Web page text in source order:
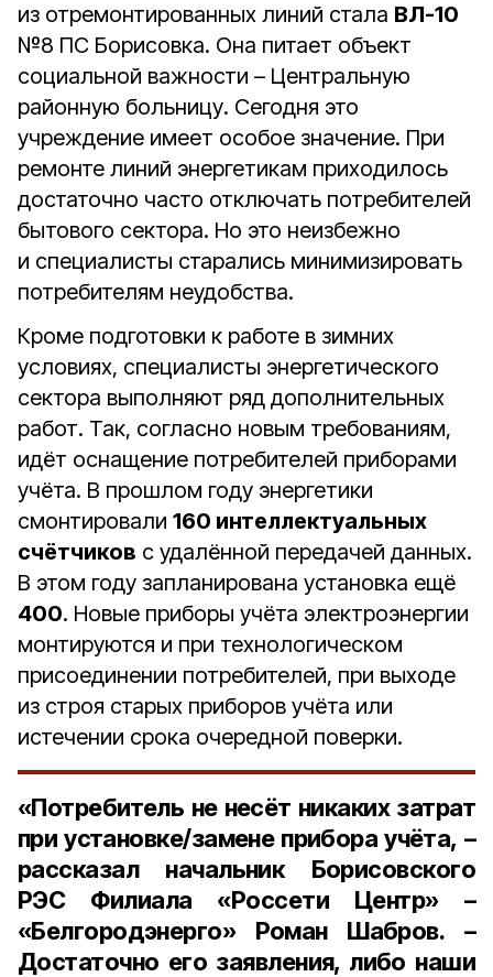
из отремонтированных линий стала ВЛ-10
№8 ПС Борисовка. Она питает объект
социальной важности – Центральную
районную больницу. Сегодня это
учреждение имеет особое значение. При
ремонте линий энергетикам приходилось
достаточно часто отключать потребителей
бытового сектора. Но это неизбежно
и специалисты старались минимизировать
потребителям неудобства.
Кроме подготовки к работе в зимних
условиях, специалисты энергетического
сектора выполняют ряд дополнительных
работ. Так, согласно новым требованиям,
идёт оснащение потребителей приборами
учёта. В прошлом году энергетики
смонтировали 160 интеллектуальных
счётчиков с удалённой передачей данных.
В этом году запланирована установка ещё
400. Новые приборы учёта электроэнергии
монтируются и при технологическом
присоединении потребителей, при выходе
из строя старых приборов учёта или
истечении срока очередной поверки.
«Потребитель не несёт никаких затрат
при установке/замене прибора учёта, –
рассказал начальник Борисовского
РЭС Филиала «Россети Центр» –
«Белгородэнерго» Роман Шабров. –
Достаточно его заявления, либо наши